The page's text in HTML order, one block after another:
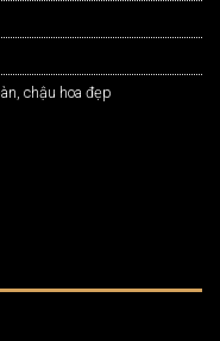
chậu hoa đẹp